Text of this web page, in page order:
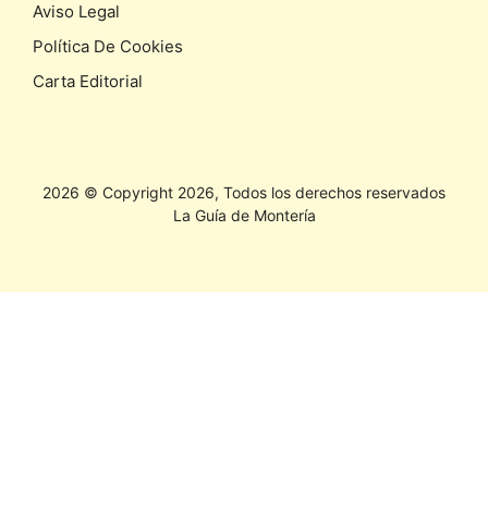
Aviso Legal
Política De Cookies
Carta Editorial
2026 © Copyright 2026, Todos los derechos reservados
La Guía de Montería